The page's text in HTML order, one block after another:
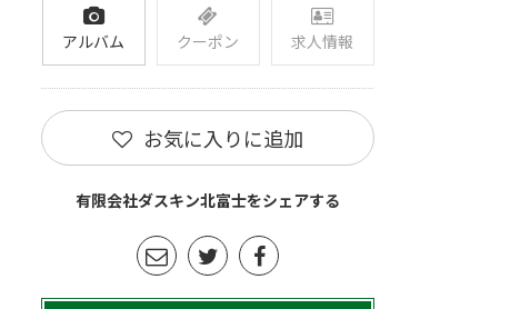
アルバム クーポン 求人情報
お気に入りに追加
有限会社ダスキン北富士をシェアする